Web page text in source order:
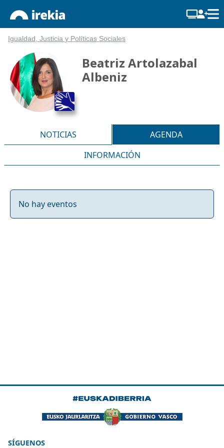
Igualdad, Justicia y Políticas Sociales
Beatriz Artolazabal
Albeniz
NOTICIAS
AGENDA
INFORMACIÓN
No hay eventos
SÍGUENOS